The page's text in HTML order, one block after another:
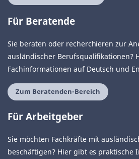
Für Beratende
Sie beraten oder recherchieren zur
ausländischer Berufsqualifikationen?
Fachinformationen auf Deutsch und
Zum Beratenden-Bereich
Für Arbeitgeber
Sie möchten Fachkräfte mit
beschäftigen? Hier gibt es praktische